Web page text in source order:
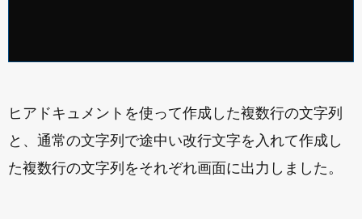
ヒアドキュメントを使って作成した複数行の文字列
と、通常の文字列で途中い改行文字を入れて作成し
た複数行の文字列をそれぞれ画面に出力しました。